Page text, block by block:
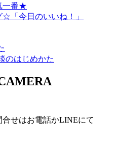
一番★
「今日のいいね！」
のはじめかた
せはお電話かLINEにて